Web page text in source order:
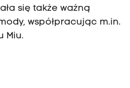
się także ważną
współpracując m.in.
Miu.